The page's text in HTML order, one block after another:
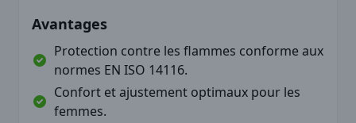
Avantages
Protection contre les flammes conforme aux
normes EN ISO 14116.
Confort et ajustement optimaux pour les
femmes.